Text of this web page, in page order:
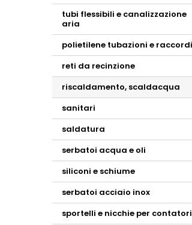
tubi flessibili e canalizzazione
aria
polietilene tubazioni e raccordi
reti da recinzione
riscaldamento, scaldacqua
sanitari
saldatura
serbatoi acqua e oli
siliconi e schiume
serbatoi acciaio inox
sportelli e nicchie per contatori